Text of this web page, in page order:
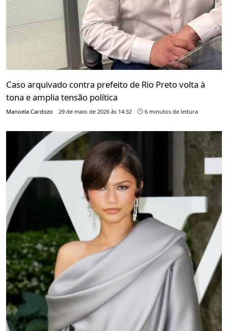
Caso arquivado contra prefeito de Rio Preto volta à
tona e amplia tensão política
Manoela Cardozo 29 de maio de 2026 às 14:32 6 minutos de leitura